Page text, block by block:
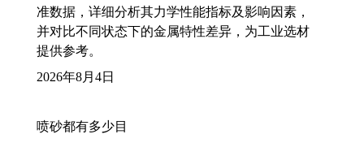
准数据，详细分析其力学性能指标及影响因素，
并对比不同状态下的金属特性差异，为工业选材
提供参考。
2026年8月4日
喷砂都有多少目